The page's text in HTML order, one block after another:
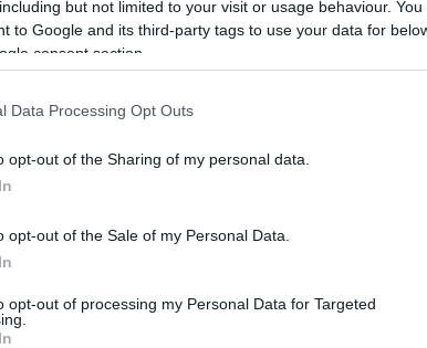
but not limited to your visit or usage behaviour.
to Google and its third-party tags to use your data for
consent section.
Data Processing Opt Outs
opt-out of the Sharing of my personal data.
opt-out of the Sale of my Personal Data.
opt-out of processing my Personal Data for Targeted
ezek a csinos darabok bársony, szatén, bőr és
közkedvelt pasztellszínekben is.
az utca emberén is megjelenik ez a nem
fashion boltok gyors reakciójának. Szinte
a pehelycukorka összes színében.
a tavalyi évhez képest. Míg 2016-ban az orr-